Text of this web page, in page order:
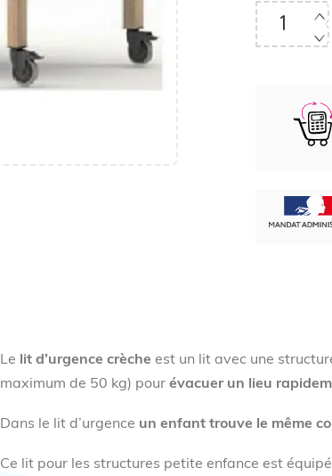
Le lit d’urgence crèche est un lit avec une
maximum de 50 kg) pour évacuer un lieu
Dans le lit d’urgence un enfant trouve le même
Ce lit pour les structures petite enfance est